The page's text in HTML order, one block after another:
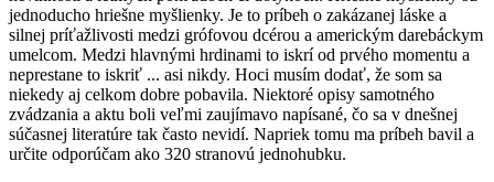
jednoducho hriešne myšlienky. Je to príbeh o zakázanej láske a
silnej príťažlivosti medzi grófovou dcérou a americkým darebáckym
umelcom. Medzi hlavnými hrdinami to iskrí od prvého momentu a
neprestane to iskriť ... asi nikdy. Hoci musím dodať, že som sa
niekedy aj celkom dobre pobavila. Niektoré opisy samotného
zvádzania a aktu boli veľmi zaujímavo napísané, čo sa v dnešnej
súčasnej literatúre tak často nevidí. Napriek tomu ma príbeh bavil a
určite odporúčam ako 320 stranovú jednohubku.